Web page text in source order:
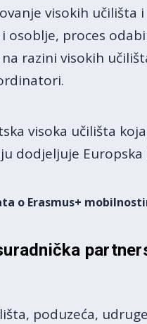
visokih učilišta
osoblje, proces
razini visokih
visoka učilišta
dodjeljuje Europska
o Erasmus+
poduzeća,